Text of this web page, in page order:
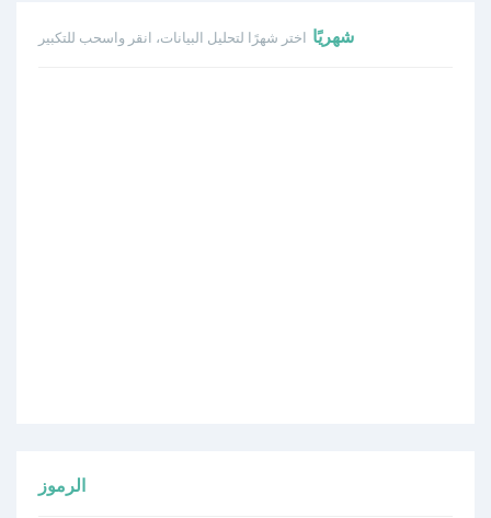
شهريًا اختر شهرًا لتحليل البيانات، انقر واسحب للتكبير
الرموز